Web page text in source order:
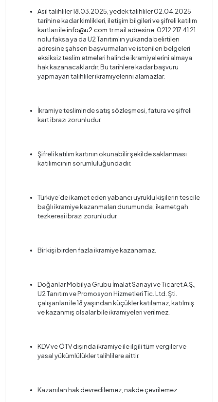
Asil talihliler 18.03.2025, yedek talihliler 02.04.2025
tarihine kadar kimlikleri, iletişim bilgileri ve şifreli katılım
kartları ileinfo@u2.com.trmail adresine, 0212 217 41 21
nolu faksa ya da U2 Tanıtım’ın yukarıda belirtilen
adresine şahsen başvurmaları ve istenilen belgeleri
eksiksiz teslim etmeleri halinde ikramiyelerini almaya
hak kazanacaklardır. Bu tarihlere kadar başvuru
yapmayan talihliler ikramiyelerini alamazlar.
İkramiye tesliminde satış sözleşmesi, fatura ve şifreli
kart ibrazı zorunludur.
Şifreli katılım kartının okunabilir şekilde saklanması
katılımcının sorumluluğundadır.
Türkiye’de ikamet eden yabancı uyruklu kişilerin tescile
bağlı ikramiye kazanmaları durumunda; ikametgah
tezkeresi ibrazı zorunludur.
Bir kişi birden fazla ikramiye kazanamaz.
Doğanlar Mobilya Grubu İmalat Sanayi ve Ticaret A.Ş.,
U2 Tanıtım ve Promosyon Hizmetleri Tic. Ltd. Şti.
çalışanları ile 18 yaşından küçükler katılamaz, katılmış
ve kazanmış olsalar bile ikramiyeleri verilmez.
KDV ve ÖTV dışında ikramiye ile ilgili tüm vergiler ve
yasal yükümlülükler talihlilere aittir.
Kazanılan hak devredilemez, nakde çevrilemez.